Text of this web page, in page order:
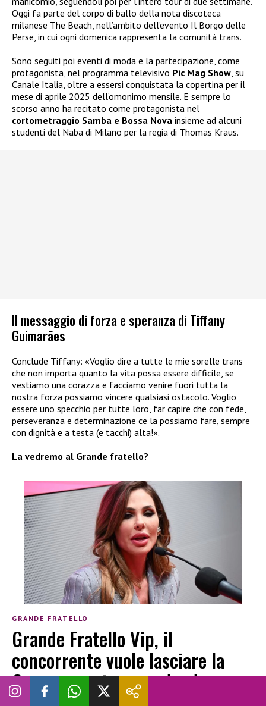
Oggi fa parte del corpo di ballo della nota discoteca
milanese The Beach, nell’ambito dell’evento Il Borgo delle
Perse, in cui ogni domenica rappresenta la comunità trans.
Sono seguiti poi eventi di moda e la partecipazione, come
protagonista, nel programma televisivo Pic Mag Show, su
Canale Italia, oltre a essersi conquistata la copertina per il
mese di aprile 2025 dell’omonimo mensile. E sempre lo
scorso anno ha recitato come protagonista nel
cortometraggio Samba e Bossa Nova insieme ad alcuni
studenti del Naba di Milano per la regia di Thomas Kraus.
Il messaggio di forza e speranza di Tiffany
Guimarães
Conclude Tiffany: «Voglio dire a tutte le mie sorelle trans
che non importa quanto la vita possa essere difficile, se
vestiamo una corazza e facciamo venire fuori tutta la
nostra forza possiamo vincere qualsiasi ostacolo. Voglio
essere uno specchio per tutte loro, far capire che con fede,
perseveranza e determinazione ce la possiamo fare, sempre
con dignità e a testa (e tacchi) alta!».
La vedremo al Grande fratello?
GRANDE FRATELLO
Grande Fratello Vip, il
concorrente vuole lasciare la
Casa: cosa sta succedendo